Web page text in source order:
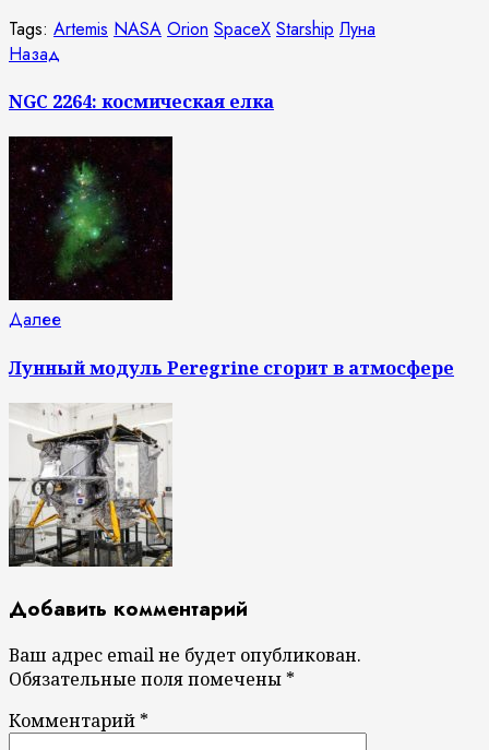
Tags: Artemis NASA Orion SpaceX Starship Луна
Продолжить
чтение
Назад
NGC 2264: космическая елка
ДалееСледующая
Лунный модуль Peregrine сгорит в атмосфере
Добавить комментарий
Ваш адрес email не будет опубликован.
Обязательные поля помечены *
Комментарий *